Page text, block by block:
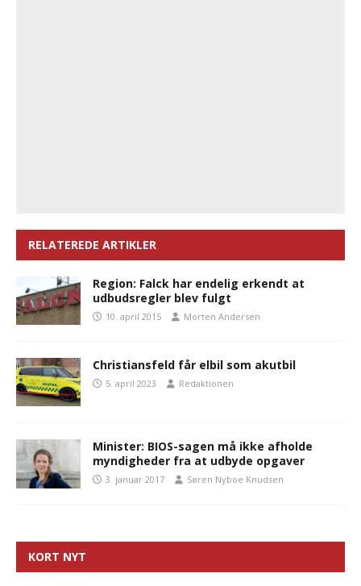
RELATEREDE ARTIKLER
Region: Falck har endelig erkendt at
udbudsregler blev fulgt
10. april 2015 Morten Andersen
Christiansfeld får elbil som akutbil
5. april 2023 Redaktionen
Minister: BIOS-sagen må ikke afholde
myndigheder fra at udbyde opgaver
3. januar 2017 Søren Nyboe Knudsen
KORT NYT